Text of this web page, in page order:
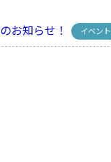
お知らせ！ イベント